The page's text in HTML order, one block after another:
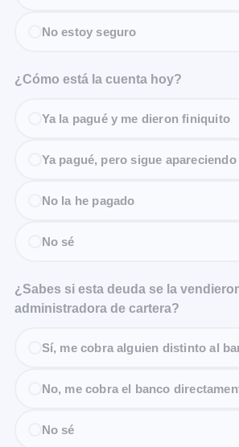
No estoy seguro
¿Cómo está la cuenta hoy?
Ya la pagué y me dieron finiquito
Ya pagué, pero sigue
No la he pagado
No sé
¿Sabes si esta deuda se la
administradora de cartera?
Sí, me cobra alguien distinto al
No, me cobra el banco
No sé